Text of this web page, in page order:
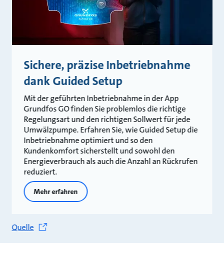
Sichere, präzise Inbetriebnahme
dank Guided Setup
Mit der geführten Inbetriebnahme in der App
Grundfos GO finden Sie problemlos die richtige
Regelungsart und den richtigen Sollwert für jede
Umwälzpumpe. Erfahren Sie, wie Guided Setup die
Inbetriebnahme optimiert und so den
Kundenkomfort sicherstellt und sowohl den
Energieverbrauch als auch die Anzahl an Rückrufen
reduziert.
Mehr erfahren
Quelle